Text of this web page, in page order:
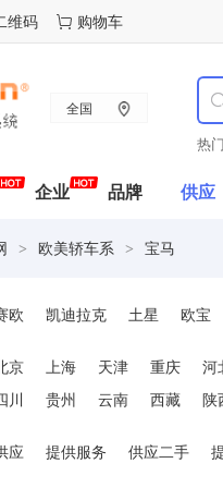
维码 购物车
全国
热
企业 品牌 供应
> 欧美轿车系 > 宝马
欧 凯迪拉克 土星 欧宝
京 上海 天津 重庆 河
川 贵州 云南 西藏 陕
应 提供服务 供应二手